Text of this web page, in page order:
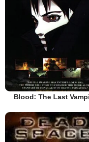
Blood: The Last